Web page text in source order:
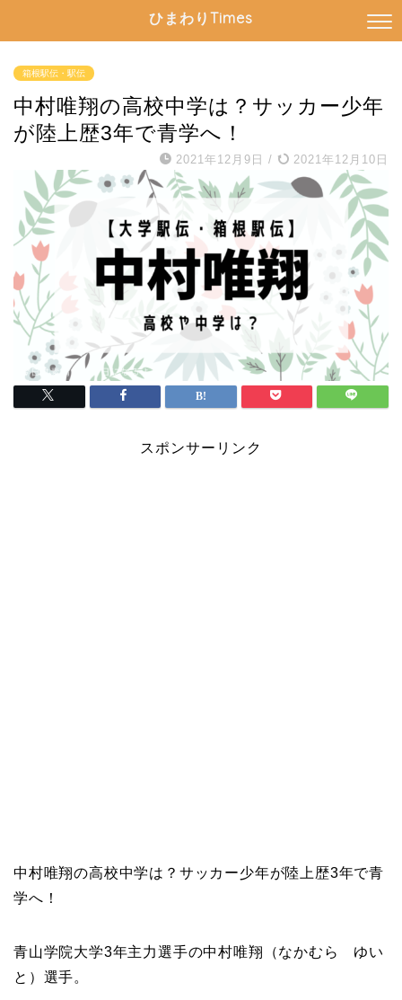
ひまわりTimes
箱根駅伝・駅伝
中村唯翔の高校中学は？サッカー少年
が陸上歴3年で青学へ！
2021年12月9日 / 2021年12月10日
スポンサーリンク
中村唯翔の高校中学は？サッカー少年が陸上歴3年で青
学へ！
青山学院大学3年主力選手の中村唯翔（なかむら ゆい
と）選手。